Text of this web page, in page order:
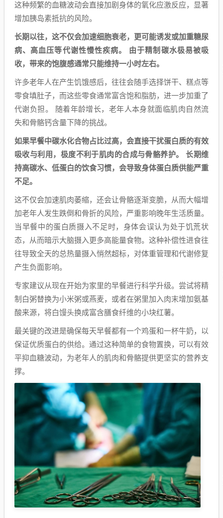
这种频繁的血糖波动会直接加剧身体的氧化应激反应，显著
增加胰岛素抵抗的风险。
长期以往，这不仅会加速细胞衰老，更可能诱发或加重糖尿
病、高血压等代谢性慢性疾病。 由于精制碳水极易被吸
收，带来的饱腹感通常只能维持一小时左右。
许多老年人在产生饥饿感后，往往会随手选择饼干、糕点等
零食填肚子，而这些零食通常富含饱和脂肪，进一步加重了
代谢负担。 随着年龄增长，老年人本身就面临肌肉自然流
失和骨骼钙含量下降的挑战。
如果早餐中碳水化合物占比过高，会直接干扰蛋白质的有效
吸收与利用，极度不利于肌肉的合成与骨骼养护。 长期维
持高碳水、低蛋白的饮食习惯，会导致身体蛋白质供能严重
不足。
这不仅会加速肌肉萎缩，还会让骨骼逐渐变脆，从而大幅增
加老年人发生跌倒和骨折的风险，严重影响晚年生活质量。
当早餐中的蛋白质摄入不足时，身体会误认为处于饥荒状
态，从而暗示大脑摄入更多高能量食物。这种补偿性进食往
往导致全天的总热量摄入悄然超标，对体重管理和代谢修复
产生负面影响。
专家建议从现在开始为家里的早餐进行科学升级。尝试将精
制白粥替换为小米粥或燕麦，或者在粥里加入肉末增加氨基
酸来源，将白馒头换成富含膳食纤维的小块红薯。
最关键的改进是确保每天早餐都有一个鸡蛋和一杯牛奶，以
保证优质蛋白的供给。通过这种简单的食物置换，可以有效
平抑血糖波动，为老年人的肌肉和骨骼提供更坚实的营养支
撑。